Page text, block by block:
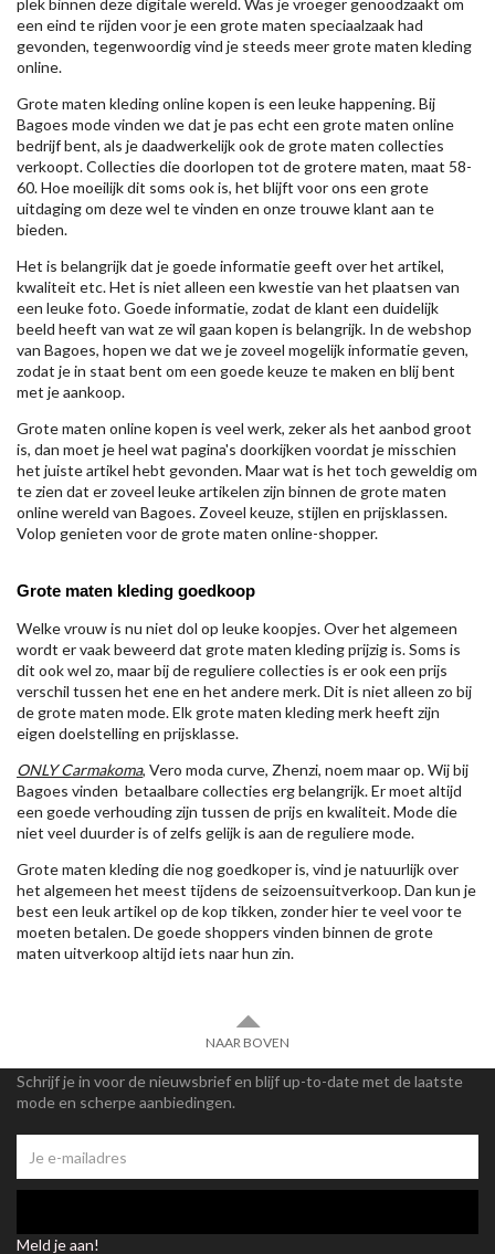
plek binnen deze digitale wereld. Was je vroeger genoodzaakt om
een eind te rijden voor je een grote maten speciaalzaak had
gevonden, tegenwoordig vind je steeds meer grote maten kleding
online.
Grote maten kleding online kopen is een leuke happening. Bij
Bagoes mode vinden we dat je pas echt een grote maten online
bedrijf bent, als je daadwerkelijk ook de grote maten collecties
verkoopt. Collecties die doorlopen tot de grotere maten, maat 58-
60. Hoe moeilijk dit soms ook is, het blijft voor ons een grote
uitdaging om deze wel te vinden en onze trouwe klant aan te
bieden.
Het is belangrijk dat je goede informatie geeft over het artikel,
kwaliteit etc. Het is niet alleen een kwestie van het plaatsen van
een leuke foto. Goede informatie, zodat de klant een duidelijk
beeld heeft van wat ze wil gaan kopen is belangrijk. In de webshop
van Bagoes, hopen we dat we je zoveel mogelijk informatie geven,
zodat je in staat bent om een goede keuze te maken en blij bent
met je aankoop.
Grote maten online kopen is veel werk, zeker als het aanbod groot
is, dan moet je heel wat pagina's doorkijken voordat je misschien
het juiste artikel hebt gevonden. Maar wat is het toch geweldig om
te zien dat er zoveel leuke artikelen zijn binnen de grote maten
online wereld van Bagoes. Zoveel keuze, stijlen en prijsklassen.
Volop genieten voor de grote maten online-shopper.
Grote maten kleding goedkoop
Welke vrouw is nu niet dol op leuke koopjes. Over het algemeen
wordt er vaak beweerd dat grote maten kleding prijzig is. Soms is
dit ook wel zo, maar bij de reguliere collecties is er ook een prijs
verschil tussen het ene en het andere merk. Dit is niet alleen zo bij
de grote maten mode. Elk grote maten kleding merk heeft zijn
eigen doelstelling en prijsklasse.
ONLY Carmakoma, Vero moda curve, Zhenzi, noem maar op. Wij bij
Bagoes vinden betaalbare collecties erg belangrijk. Er moet altijd
een goede verhouding zijn tussen de prijs en kwaliteit. Mode die
niet veel duurder is of zelfs gelijk is aan de reguliere mode.
Grote maten kleding die nog goedkoper is, vind je natuurlijk over
het algemeen het meest tijdens de seizoensuitverkoop. Dan kun je
best een leuk artikel op de kop tikken, zonder hier te veel voor te
moeten betalen. De goede shoppers vinden binnen de grote
maten uitverkoop altijd iets naar hun zin.
NAAR BOVEN
Schrijf je in voor de nieuwsbrief en blijf up-to-date met de laatste
mode en scherpe aanbiedingen.
Meld je aan!